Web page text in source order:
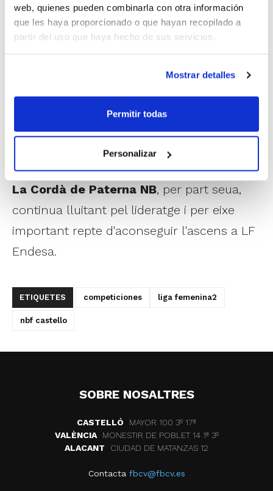
web, quienes pueden combinarla con otra información
que les haya proporcionado o que hayan recopilado a
partir del uso que haya hecho de sus servicios.
Mostrar detalles
Permitir todas
Personalizar
d'Ascens, un èxit que consolida encara
més el seu projecte per al bàsquet femení.
Qui segur esperarà a les castellonenques
Picken Claret, que va certificar la
permanència en la categoria després de
derrotar a Lima-Horta Barcelona (51-65).
La Cordà de Paterna NB, per part seua,
continua lluitant pel lideratge i per eixe
important repte d'aconseguir l'ascens a LF
Endesa.
ETIQUETES competiciones liga femenina2
nbf castello
SOBRE NOSALTRES
CASTELLÓ
MAYOR 100 3º 17ª
VALÈNCIA
MONESTIR DE POBLET 14 1ª 3º
ALACANT
CIUDAD DE MATANZAS 12
Contacta fbcv@fbcv.es